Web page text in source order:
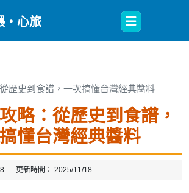
・心旅
Open
Button
歷史到食譜，一次搞懂台灣經典醬料
略：從歷史到食譜，
懂台灣經典醬料
更新時間： 2025/11/18